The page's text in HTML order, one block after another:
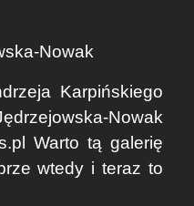
Nowak
Karpińskiego
Nowak
Warto tą galerię
wtedy i teraz to